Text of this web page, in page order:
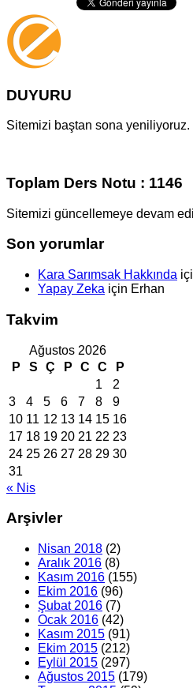
DUYURU
Sitemizi baştan sona yeniliyoruz.
Toplam Ders Notu : 1146
Sitemizi güncellemeye devam
Son yorumlar
Kara Sarımsak Hakkında
Yapay Zeka için Erhan
Takvim
Ağustos 2026
P
S Ç P C C
P
1
2
3
4 5 6 7 8
9
10 11 12 13 14 15 16
17 18 19 20 21 22 23
24 25 26 27 28 29 30
31
« Nis
Arşivler
Nisan 2018 (2)
Aralık 2016 (8)
Kasım 2016 (155)
Ekim 2016 (96)
Şubat 2016 (7)
Ocak 2016 (42)
Kasım 2015 (91)
Ekim 2015 (212)
Eylül 2015 (297)
Ağustos 2015 (179)